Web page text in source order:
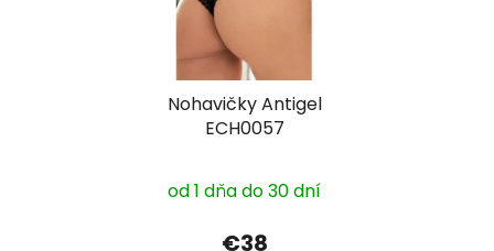
Nohavičky Antigel
ECH0057
od 1 dňa do 30 dní
€38